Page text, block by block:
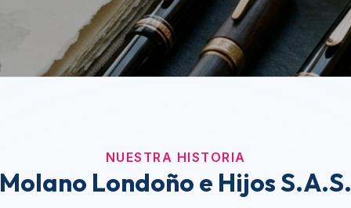
NUESTRA HISTORIA
Molano Londoño e Hijos S.A.S.